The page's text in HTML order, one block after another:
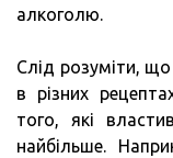
алкоголю.
Слід розуміти,
в різних
того, які
найбільше.